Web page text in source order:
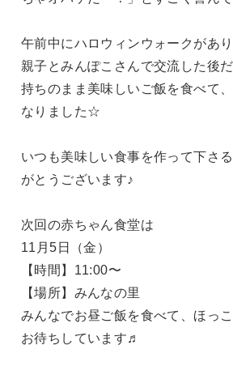
午前中にハロウィンウォークがあ
親子とみんぽこさんで交流した後
持ちのまま美味しいご飯を食べて
なりました☆
いつも美味しい食事を作って下さ
がとうございます♪
次回の赤ちゃん食堂は
11月5日（金）
【時間】11:00〜
【場所】みんなの里
みんなでお昼ご飯を食べて、ほっ
お待ちしています♬